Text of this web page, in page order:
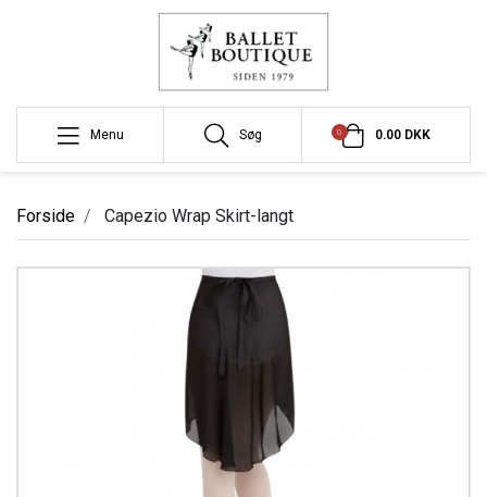
Menu Søg 0 0.00 DKK
Forside Capezio Wrap Skirt-langt